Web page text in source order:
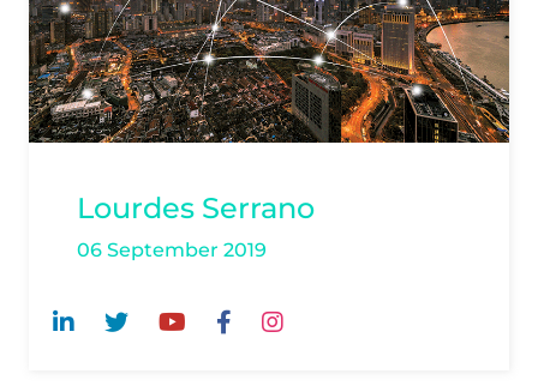
Lourdes Serrano
06 September 2019